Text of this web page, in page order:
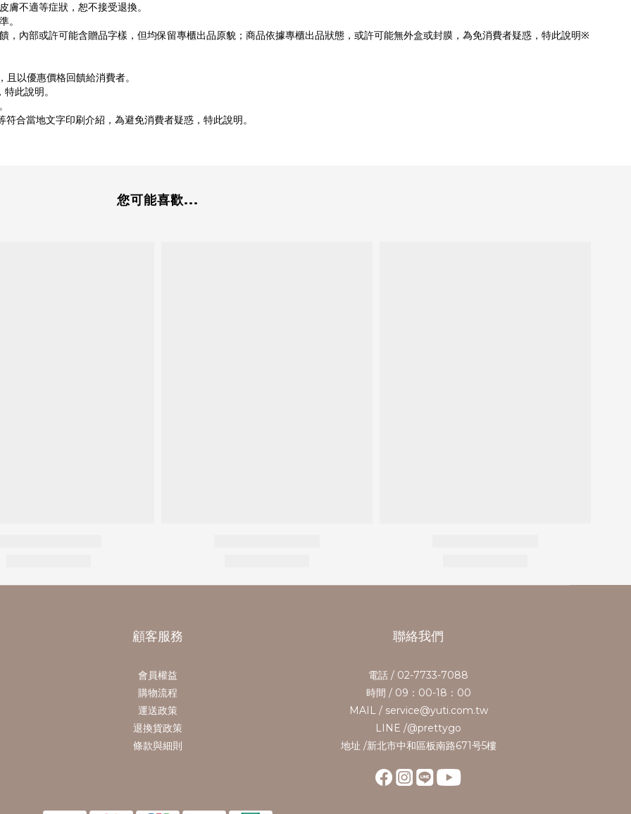
膚不適等症狀，恕不接受退換。
。
內部或許可能含贈品字樣，但均保留專櫃出品原貌；商品依據專櫃出品狀態，或許可能無外盒或封膜，為免消費者疑惑，特此說明※
以優惠價格回饋給消費者。
此說明。
合當地文字印刷介紹，為避免消費者疑惑，特此說明。
您可能喜歡...
顧客服務
會員權益
購物流程
運送政策
退換貨政策
條款與細則
聯絡我們
電話 / 02-7733-7088
時間 / 09：00-18：00
MAIL / service@yuti.com.tw
LINE /@prettygo
地址 /新北市中和區板南路671号5樓